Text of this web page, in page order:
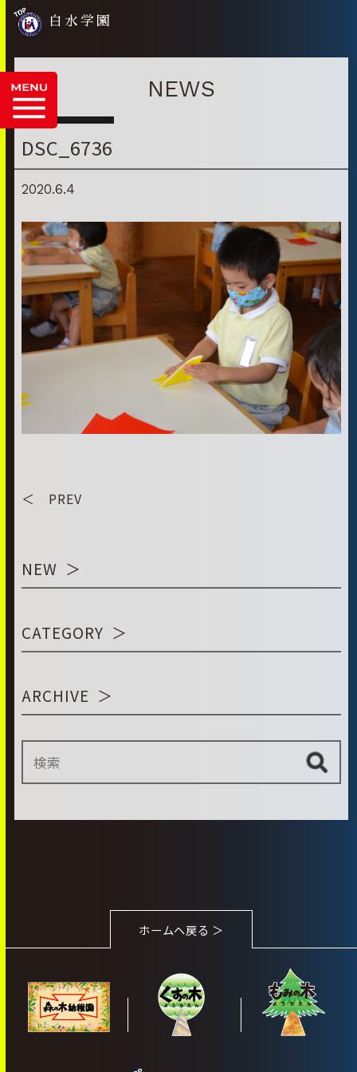
白水学園
NEWS
DSC_6736
2020.6.4
＜ PREV
NEW
CATEGORY
ARCHIVE
ホームへ戻る ＞